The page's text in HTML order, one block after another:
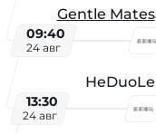
Gentle Mates
09:40
24 авг
HeDuoLe
13:30
24 авг